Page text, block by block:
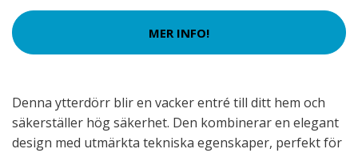
MER INFO!
Denna ytterdörr blir en vacker entré till ditt hem och
säkerställer hög säkerhet. Den kombinerar en elegant
design med utmärkta tekniska egenskaper, perfekt för